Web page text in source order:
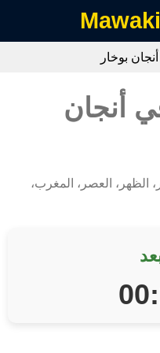
أنجان بوخار
أنجان
الظهر، العصر، المغرب،